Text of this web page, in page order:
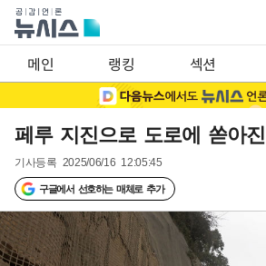
메인 랭킹 섹션
페루 지진으로 도로에 쏟아
기사등록 2025/06/16 12:05:45
구글에서 선호하는 매체로 추가